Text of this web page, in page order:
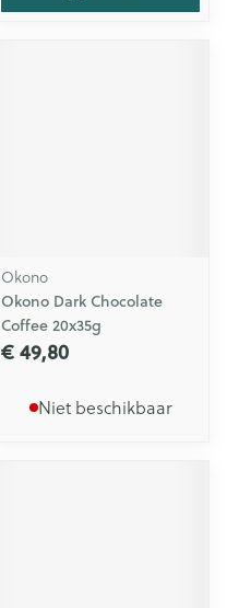
Okono
Okono Dark Chocolate
Coffee 20x35g
€ 49,80
Niet beschikbaar